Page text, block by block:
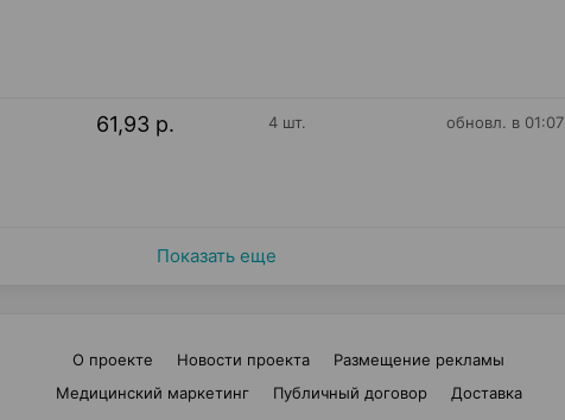
61,93 р. 4 шт. обновл. в 01:07
Показать еще
О проекте Новости проекта
Размещение рекламы
Медицинский маркетинг
Публичный договор
Доставка